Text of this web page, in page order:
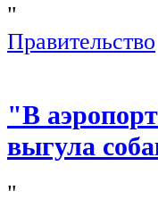
"
Правительство
"В
выгула
"